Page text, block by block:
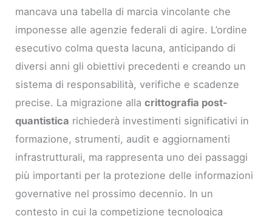
mancava una tabella di marcia vincolante che
imponesse alle agenzie federali di agire. L’ordine
esecutivo colma questa lacuna, anticipando di
diversi anni gli obiettivi precedenti e creando un
sistema di responsabilità, verifiche e scadenze
precise. La migrazione allacrittografia post-
quantistica richiederà investimenti significativi in
formazione, strumenti, audit e aggiornamenti
infrastrutturali, ma rappresenta uno dei passaggi
più importanti per la protezione delle informazioni
governative nel prossimo decennio. In un
contesto in cui la competizione tecnologica